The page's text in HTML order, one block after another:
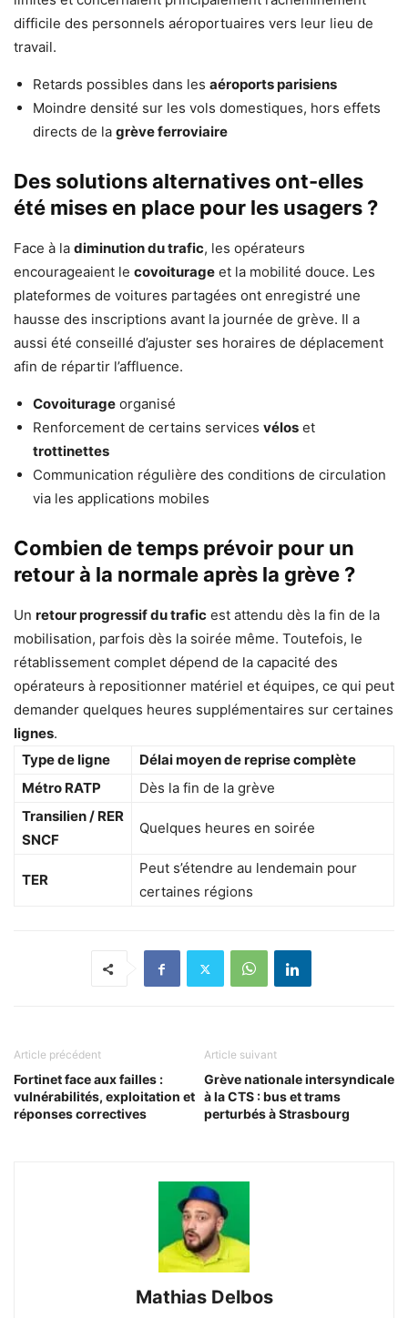
difficile des personnels aéroportuaires vers leur lieu de
travail.
Retards possibles dans les aéroports parisiens
Moindre densité sur les vols domestiques, hors effets
directs de la grève ferroviaire
Des solutions alternatives ont-elles
été mises en place pour les usagers ?
Face à la diminution du trafic, les opérateurs
encourageaient le covoiturage et la mobilité douce. Les
plateformes de voitures partagées ont enregistré une
hausse des inscriptions avant la journée de grève. Il a
aussi été conseillé d’ajuster ses horaires de déplacement
afin de répartir l’affluence.
Covoiturage organisé
Renforcement de certains services vélos et
trottinettes
Communication régulière des conditions de circulation
via les applications mobiles
Combien de temps prévoir pour un
retour à la normale après la grève ?
Un retour progressif du trafic est attendu dès la fin de la
mobilisation, parfois dès la soirée même. Toutefois, le
rétablissement complet dépend de la capacité des
opérateurs à repositionner matériel et équipes, ce qui peut
demander quelques heures supplémentaires sur certaines
lignes.
Type de ligne
Délai moyen de reprise complète
Métro RATP
Dès la fin de la grève
Transilien / RER
SNCF
Quelques heures en soirée
TER
Peut s’étendre au lendemain pour
certaines régions
Article précédent
Fortinet face aux failles :
vulnérabilités, exploitation et
réponses correctives
Article suivant
Grève nationale intersyndicale
à la CTS : bus et trams
perturbés à Strasbourg
Mathias Delbos